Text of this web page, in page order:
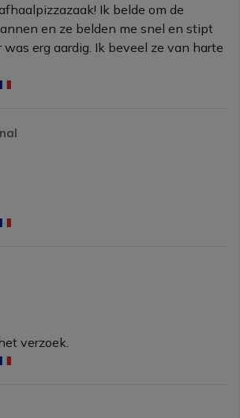
Ik belde om de
en ze belden me snel en stipt
was erg aardig. Ik beveel ze van harte
verzoek.